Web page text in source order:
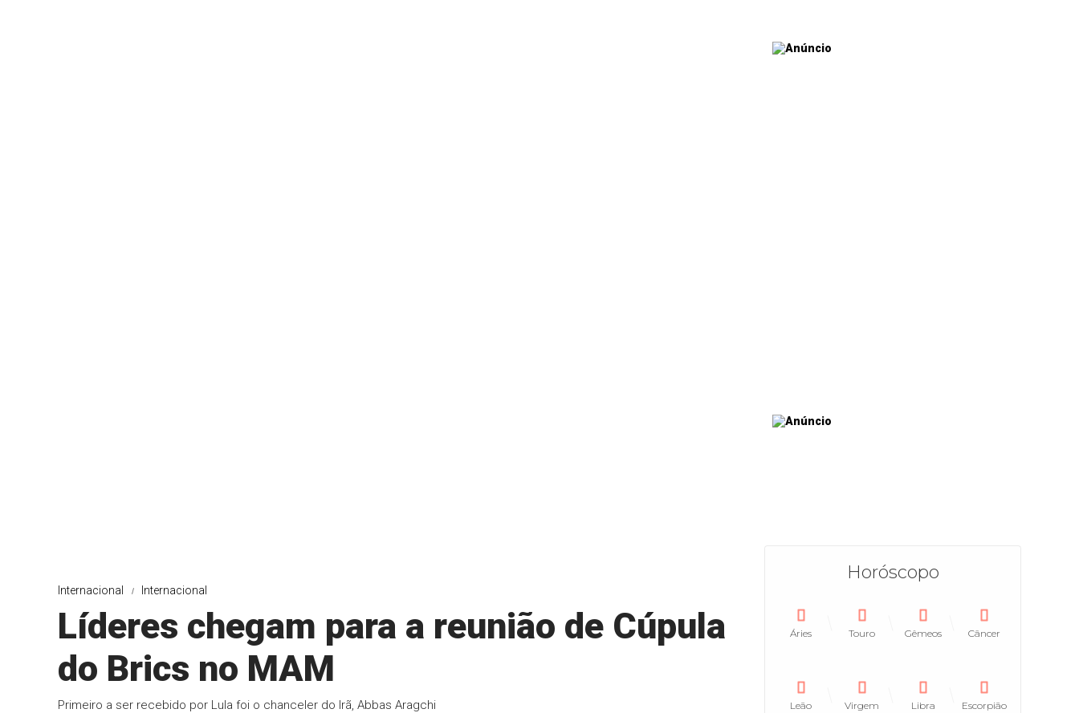
Internacional Internacional
Líderes chegam para a reunião de Cúpula
do Brics no MAM
Primeiro a ser recebido por Lula foi o chanceler do Irã, Abbas Aragchi
Horóscopo
Áries Touro Gêmeos Câncer
Leão Virgem Libra Escorpião